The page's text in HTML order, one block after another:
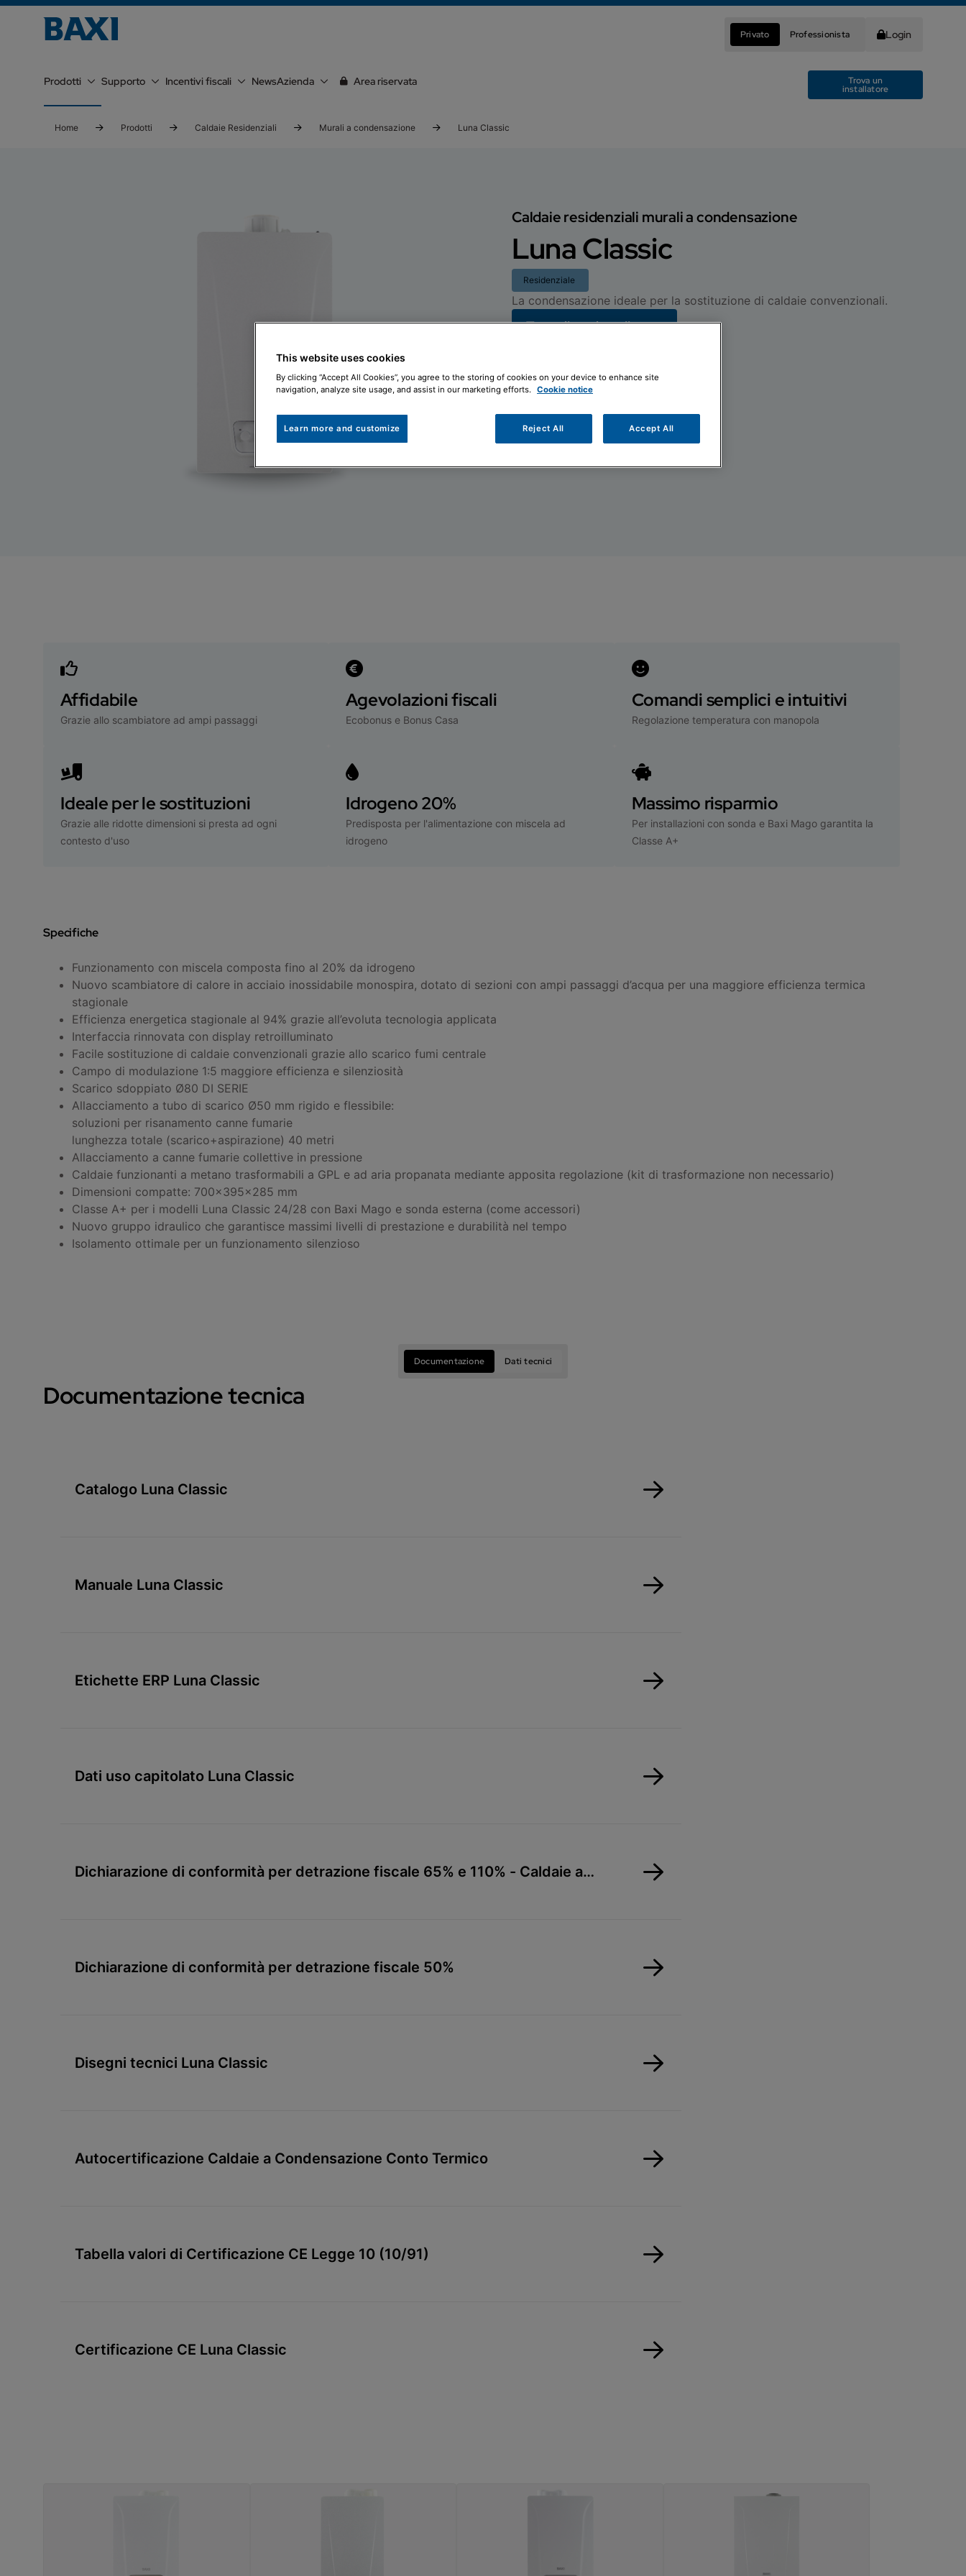
Privato Professionista Login
Prodotti Supporto Incentivi fiscali NewsAzienda Area riservata Trova un
installatore
Home Prodotti Caldaie Residenziali Murali a condensazione Luna Classic
Caldaie residenziali murali a condensazione
Luna Classic
Residenziale
La condensazione ideale per la sostituzione di caldaie convenzionali.
Trova il tuo installatore
Affidabile
Grazie allo scambiatore ad ampi passaggi
Agevolazioni fiscali
Ecobonus e Bonus Casa
Comandi semplici e intuitivi
Regolazione temperatura con manopola
Ideale per le sostituzioni
Grazie alle ridotte dimensioni si presta ad ogni
contesto d'uso
Idrogeno 20%
Predisposta per l'alimentazione con miscela ad
idrogeno
Massimo risparmio
Per installazioni con sonda e Baxi Mago garantita la
Classe A+
Specifiche
Funzionamento con miscela composta fino al 20% da idrogeno
Nuovo scambiatore di calore in acciaio inossidabile monospira, dotato di sezioni con ampi passaggi d’acqua per una maggiore efficienza termica
stagionale
Efficienza energetica stagionale al 94% grazie all’evoluta tecnologia applicata
Interfaccia rinnovata con display retroilluminato
Facile sostituzione di caldaie convenzionali grazie allo scarico fumi centrale
Campo di modulazione 1:5 maggiore efficienza e silenziosità
Scarico sdoppiato Ø80 DI SERIE
Allacciamento a tubo di scarico Ø50 mm rigido e flessibile:
soluzioni per risanamento canne fumarie
lunghezza totale (scarico+aspirazione) 40 metri
Allacciamento a canne fumarie collettive in pressione
Caldaie funzionanti a metano trasformabili a GPL e ad aria propanata mediante apposita regolazione (kit di trasformazione non necessario)
Dimensioni compatte: 700x395x285 mm
Classe A+ per i modelli Luna Classic 24/28 con Baxi Mago e sonda esterna (come accessori)
Nuovo gruppo idraulico che garantisce massimi livelli di prestazione e durabilità nel tempo
Isolamento ottimale per un funzionamento silenzioso
Documentazione Dati tecnici
Documentazione tecnica
Catalogo Luna Classic
Manuale Luna Classic
Etichette ERP Luna Classic
Dati uso capitolato Luna Classic
Dichiarazione di conformità per detrazione fiscale 65% e 110% - Caldaie a
Dichiarazione di conformità per detrazione fiscale 50%
Disegni tecnici Luna Classic
Autocertificazione Caldaie a Condensazione Conto Termico
Tabella valori di Certificazione CE Legge 10 (10/91)
Certificazione CE Luna Classic
This website uses cookies
By clicking “Accept All Cookies”, you agree to the storing of cookies on your device to enhance site
navigation, analyze site usage, and assist in our marketing efforts. Cookie notice
Learn more and customize Reject All Accept All